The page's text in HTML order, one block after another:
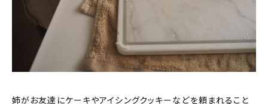
姉がお友達にケーキやアイシングクッキーなどを頼まれること